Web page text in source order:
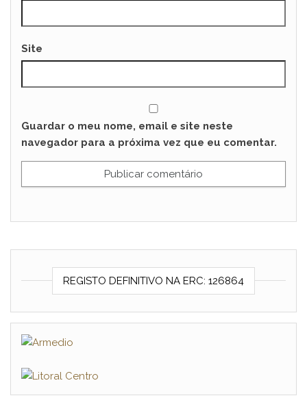
Site
Guardar o meu nome, email e site neste
navegador para a próxima vez que eu comentar.
REGISTO DEFINITIVO NA ERC: 126864